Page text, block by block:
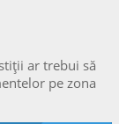
ar trebui să
pe zona